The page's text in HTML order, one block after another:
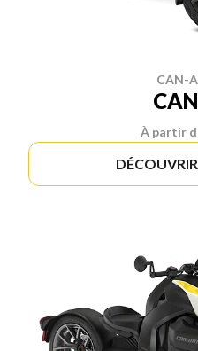
CAN-
À partir